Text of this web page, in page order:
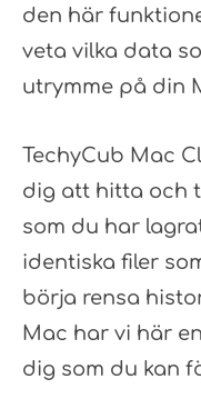
den här
veta vilka data
utrymme på din
TechyCub Mac
dig att hitta och
som du har
identiska filer
börja rensa
Mac har vi här
dig som du kan